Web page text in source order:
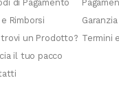
di Pagamento
e Rimborsi
trovi un Prodotto?
il tuo pacco
Garanzia
Termini